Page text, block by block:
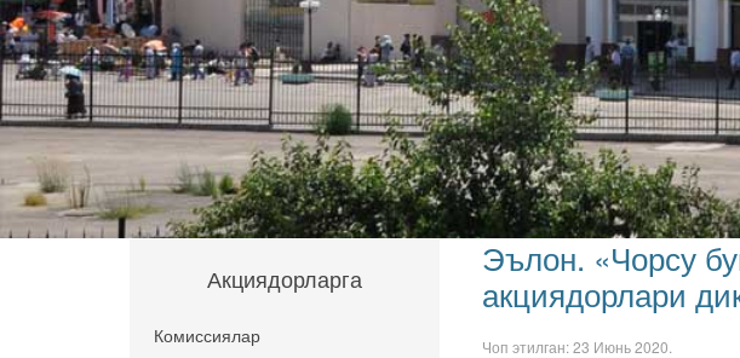
Эълон. «Чорсу
акциядорлари
Чоп этилган:23 Июнь 2020
Акциядорларга
Комиссиялар